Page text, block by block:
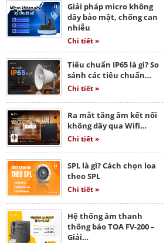
Giải pháp micro không
dây bảo mật, chống can
nhiễu
Chi tiết »
Tiêu chuẩn IP65 là gì? So
sánh các tiêu chuẩn…
Chi tiết »
Ra mắt tăng âm kết nối
không dây qua Wifi…
Chi tiết »
SPL là gì? Cách chọn loa
theo SPL
Chi tiết »
Hệ thống âm thanh
thông báo TOA FV-200 –
Giải…